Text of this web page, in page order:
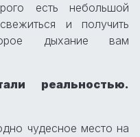
есть небольшой
и получить
дыхание вам
реальностью.
чудесное место на